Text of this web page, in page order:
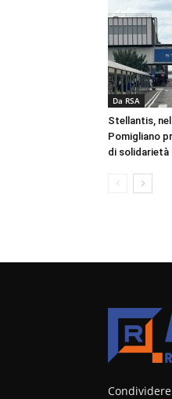
Da RSA
Stellantis,
Pomigliano
di solidarietà